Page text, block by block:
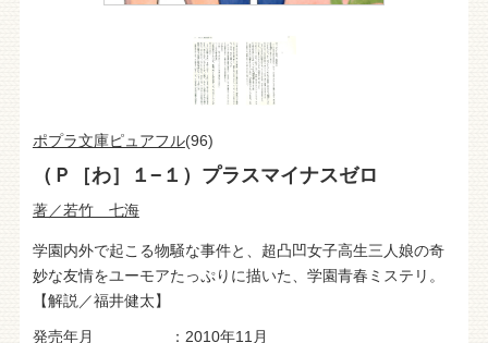
ポプラ文庫ピュアフル(96)
（Ｐ［わ］１−１）プラスマイナスゼロ
著／若竹 七海
学園内外で起こる物騒な事件と、超凸凹女子高生三人娘の奇
妙な友情をユーモアたっぷりに描いた、学園青春ミステリ。
【解説／福井健太】
発売年月
2010年11月